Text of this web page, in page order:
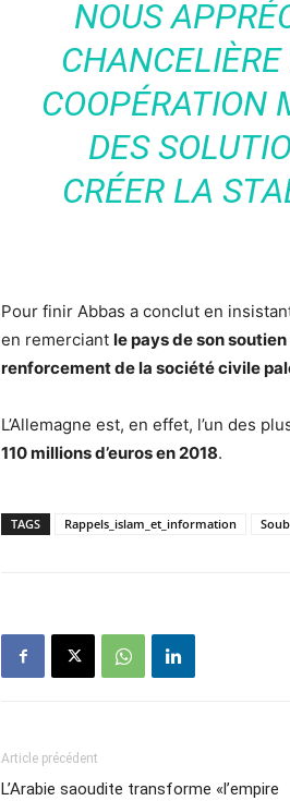
NOUS
COOPÉRATION
DES
CRÉER LA
Pour finir Abbas a conclut en
en remerciant le pays de son
renforcement de la société civile
L’Allemagne est, en effet, l’un des
110 millions d’euros en 2018.
TAGS Rappels_islam_et_information
Article précédent
L’Arabie saoudite transforme «l’empire